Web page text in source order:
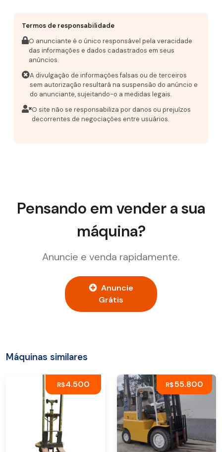
Termos de responsabilidade
O anunciante é o único responsável pela veracidade
das informações e dados cadastrados em seus
anúncios.
A divulgação de informações falsas ou de terceiros
sem autorização resultará na suspensão do anúncio e
do anunciante, sujeitando-o a medidas legais.
O site não se responsabiliza por danos ou prejuízos
decorrentes de negociações entre usuários.
Pensando em vender a sua
máquina?
Anuncie e venda rapidamente.
Anuncie
Grátis
Máquinas similares
R$4.500 R$55.800